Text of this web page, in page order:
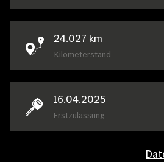
24.027 km
Kilometerstand
16.04.2025
Erstzulassung